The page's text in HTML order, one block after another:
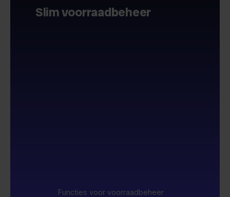
Slim voorraadbeheer
Functies voor voorraadbeheer